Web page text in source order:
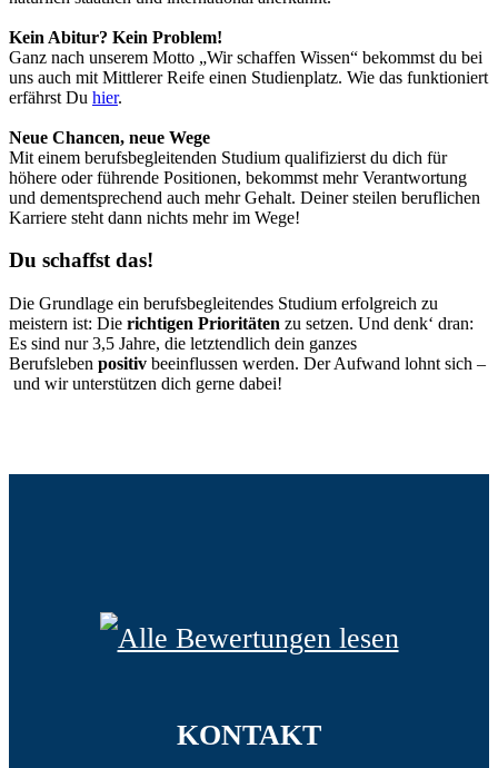
Kein Abitur? Kein Problem!
Ganz nach unserem Motto „Wir schaffen Wissen“ bekommst du bei
uns auch mit Mittlerer Reife einen Studienplatz. Wie das funktioniert
erfährst Du hier.
Neue Chancen, neue Wege
Mit einem berufsbegleitenden Studium qualifizierst du dich für
höhere oder führende Positionen, bekommst mehr Verantwortung
und dementsprechend auch mehr Gehalt. Deiner steilen beruflichen
Karriere steht dann nichts mehr im Wege!
Du schaffst das!
Die Grundlage ein berufsbegleitendes Studium erfolgreich zu
meistern ist: Die richtigen Prioritäten zu setzen. Und denk‘ dran:
Es sind nur 3,5 Jahre, die letztendlich dein ganzes
Berufsleben positiv beeinflussen werden. Der Aufwand lohnt sich –
und wir unterstützen dich gerne dabei!
KONTAKT